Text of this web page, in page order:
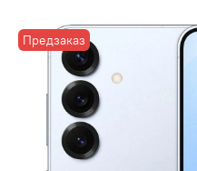
Предзаказ